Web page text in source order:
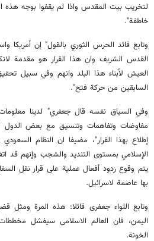
لتخريب بيت المقدس واذا لم يقفوا بوجه هذه
خاطفة".
وتابع قائد الحرس الثوري بالقول" إن أمريكا
القدس الشريف وان هذا القرار هو مقدمة
العيش لأبناء هذا البلد وانهم وفي سبيل
السابقين من حركة فتح".
وفي السياق نفسه قال جعفري" لدينا
مفاوضات وتفاهمات وتنسيق مع بعض الدول
إطلاع بهذا القرار"، مضيفا ان النظام
الإسلامي بمستوى التنديد والشجب وإنهم قد
يتم وقوع ردود أفعال عملية على قرار نقل
بها عاصمة لاسرائيل.
وتابع اللواء جعفری قائلا: هذه المرة ومثل
الیمن، فان العالم الاسلامی سیفشل
الخونة.